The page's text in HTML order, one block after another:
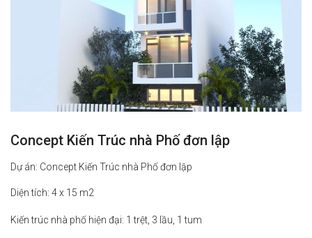
Concept Kiến Trúc nhà Phố đơn lập
Dự án: Concept Kiến Trúc nhà Phố đơn lập
Diện tích: 4 x 15 m2
Kiến trúc nhà phố hiện đại: 1 trệt, 3 lầu, 1 tum